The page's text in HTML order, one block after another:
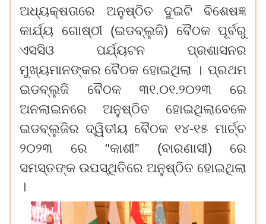
ଅଧ୍ୟକ୍ଷତାରେ
ଅନୁଷ୍ଠିତ ଦୁଇଟି
ବିଶେଷଜ୍ଞ
କାର୍ଯ୍ୟ ଗୋଷ୍ଠୀ (ଇଡବ୍ଲୁଜି) ବୈଠକ ପୂର୍ବରୁ
ଏସସିଓ
ପର୍ଯ୍ୟଟନ
ପ୍ରଶାସନର
ମୁଖ୍ୟମାନଙ୍କର ବୈଠକ ହୋଇଥିଲା । ପ୍ରଥମ
ଇଡବ୍ଲୁଜି
ବୈଠକ ୩୧.୦୧.୨୦୨୩
ରେ
ଅନଲାଇନରେ
ଅନୁଷ୍ଠିତ
ହୋଇଥିଲାବେଳେ
ଇଡବ୍ଲୁଜିର ଦ୍ୱିତୀୟ ବୈଠକ ୧୪-୧୫ ମାର୍ଚ୍ଚ
୨୦୨୩
ରେ "କାଶୀ” (ବାରଣାସୀ) ରେ
ସମସ୍ତଙ୍କ ଉପସ୍ଥିତିରେ ଅନୁଷ୍ଠିତ ହୋଇଥିଲା
।